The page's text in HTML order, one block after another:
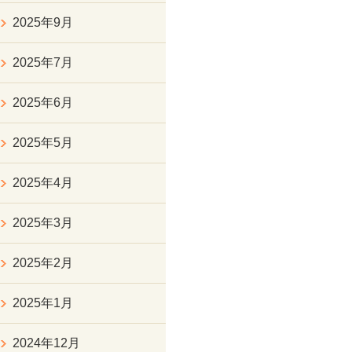
2025年9月
2025年7月
2025年6月
2025年5月
2025年4月
2025年3月
2025年2月
2025年1月
2024年12月